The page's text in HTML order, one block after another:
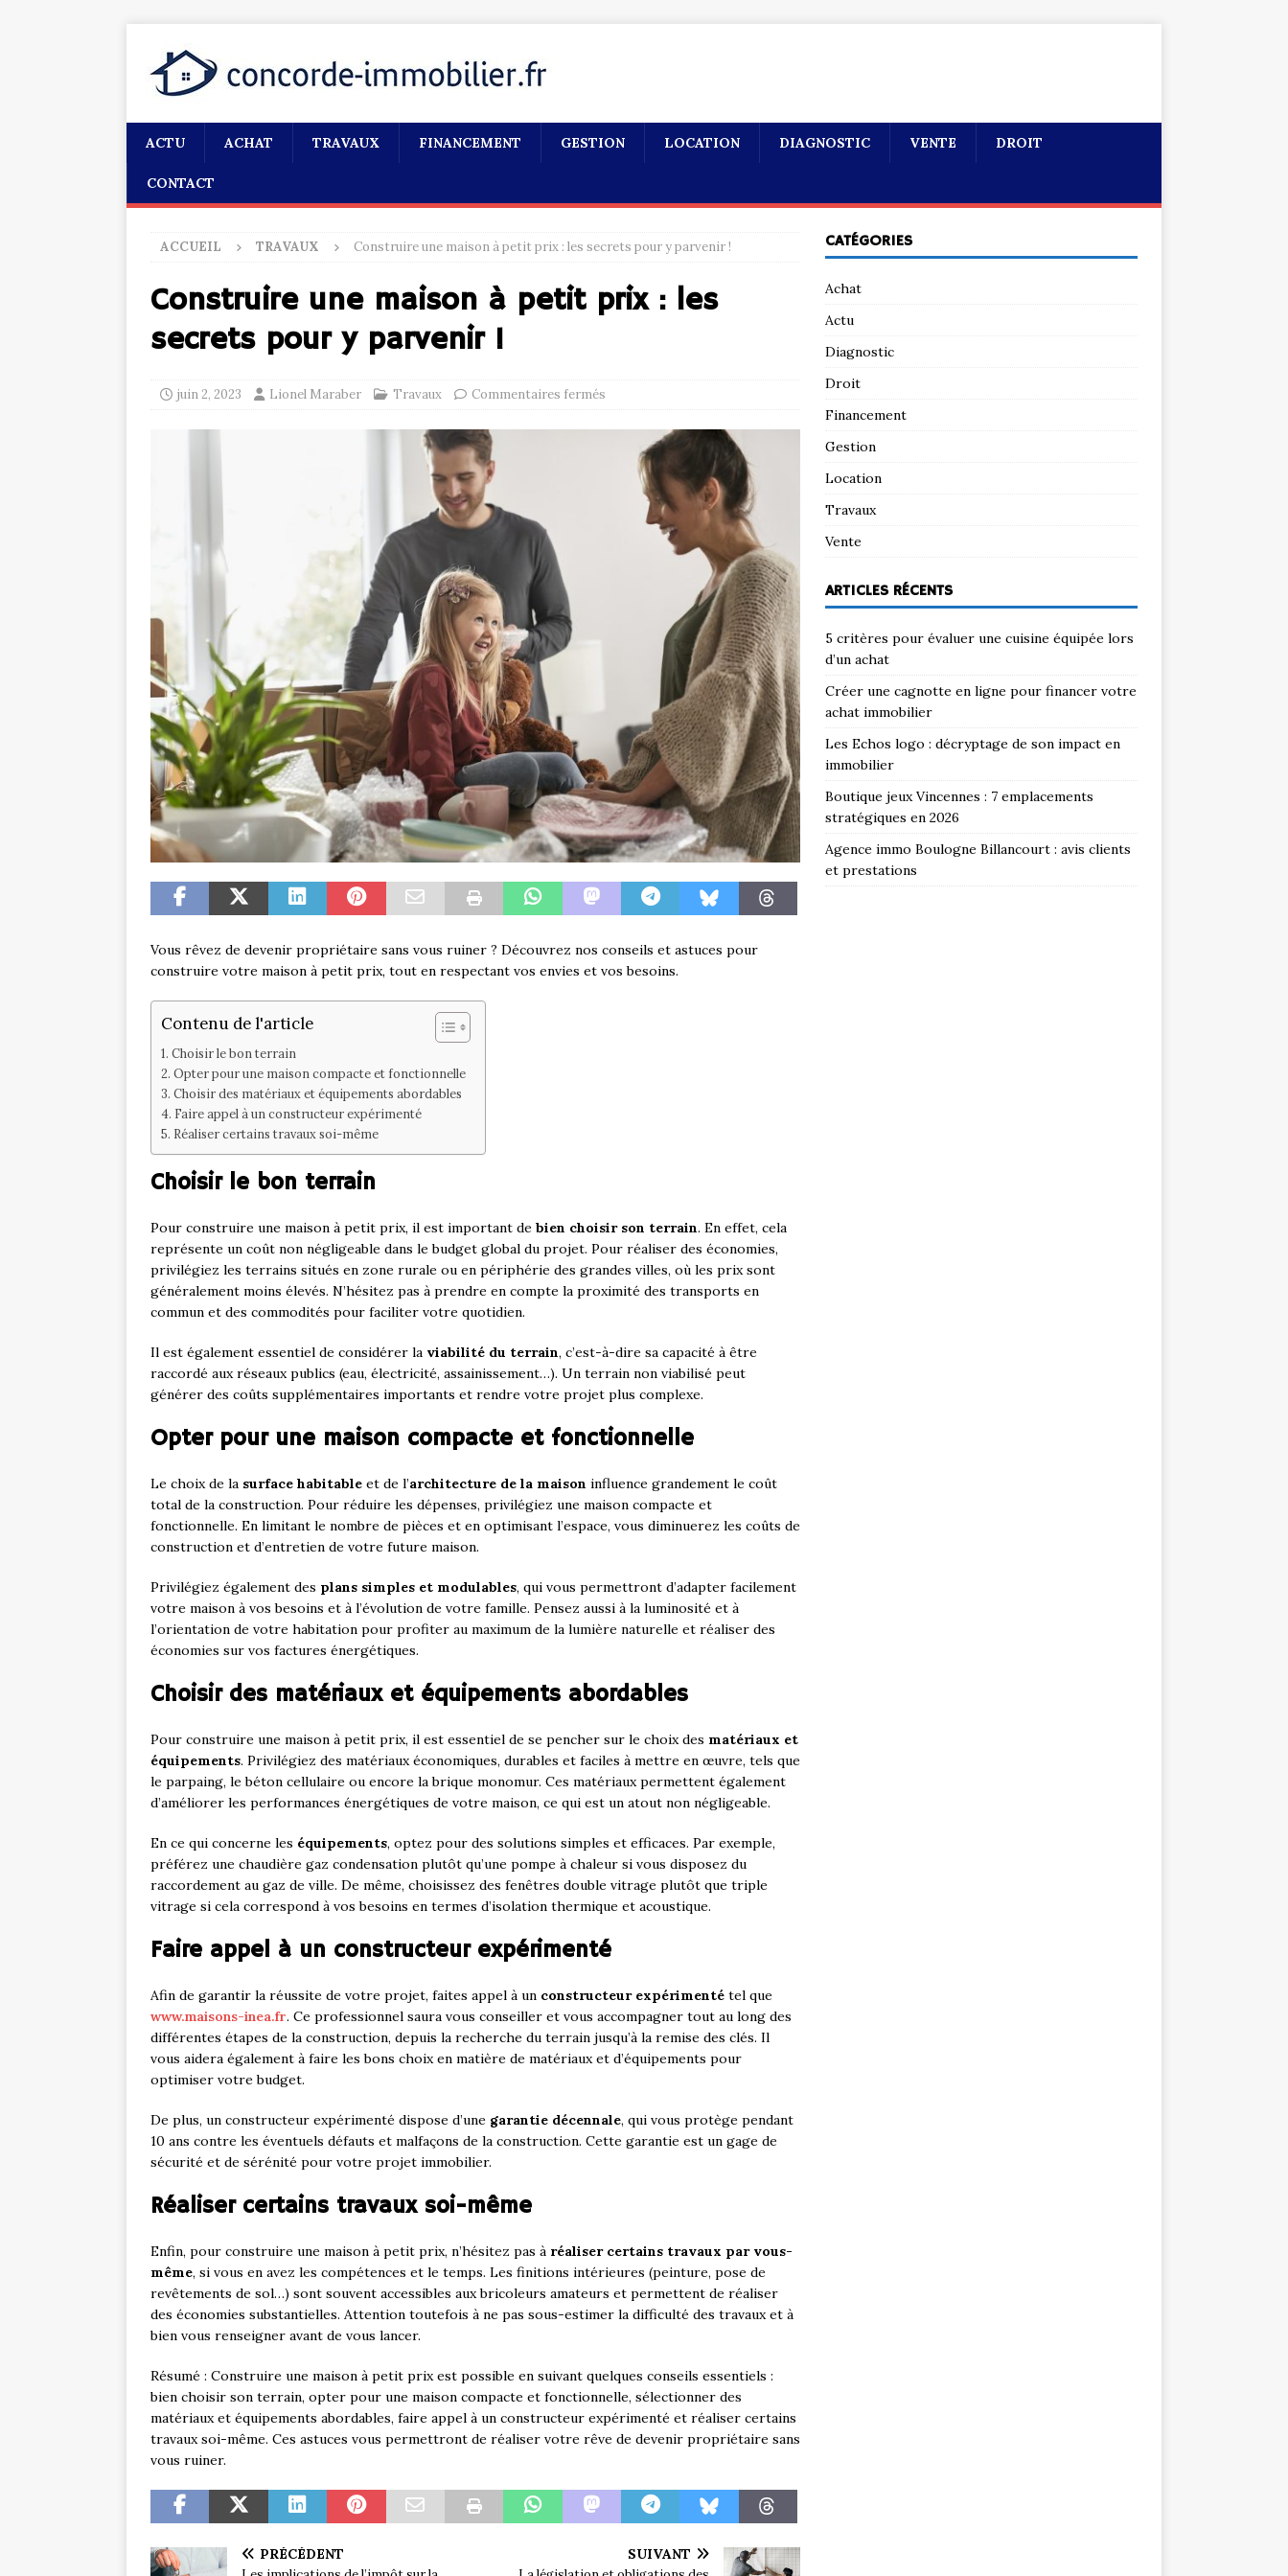
ACTU ACHAT TRAVAUX FINANCEMENT GESTION LOCATION DIAGNOSTIC VENTE DROIT
CONTACT
ACCUEIL TRAVAUX Construire une maison à petit prix : les secrets pour y parvenir !
Construire une maison à petit prix : les
secrets pour y parvenir !
juin 2, 2023 Lionel Maraber Travaux Commentaires fermés
Vous rêvez de devenir propriétaire sans vous ruiner ? Découvrez nos conseils et astuces pour
construire votre maison à petit prix, tout en respectant vos envies et vos besoins.
Contenu de l'article
Choisir le bon terrain
Opter pour une maison compacte et fonctionnelle
Choisir des matériaux et équipements abordables
Faire appel à un constructeur expérimenté
Réaliser certains travaux soi-même
Choisir le bon terrain
Pour construire une maison à petit prix, il est important de bien choisir son terrain. En effet, cela
représente un coût non négligeable dans le budget global du projet. Pour réaliser des économies,
privilégiez les terrains situés en zone rurale ou en périphérie des grandes villes, où les prix sont
généralement moins élevés. N’hésitez pas à prendre en compte la proximité des transports en
commun et des commodités pour faciliter votre quotidien.
Il est également essentiel de considérer la viabilité du terrain, c’est-à-dire sa capacité à être
raccordé aux réseaux publics (eau, électricité, assainissement…). Un terrain non viabilisé peut
générer des coûts supplémentaires importants et rendre votre projet plus complexe.
Opter pour une maison compacte et fonctionnelle
Le choix de la surface habitable et de l’architecture de la maison influence grandement le coût
total de la construction. Pour réduire les dépenses, privilégiez une maison compacte et
fonctionnelle. En limitant le nombre de pièces et en optimisant l’espace, vous diminuerez les coûts de
construction et d’entretien de votre future maison.
Privilégiez également des plans simples et modulables, qui vous permettront d’adapter facilement
votre maison à vos besoins et à l’évolution de votre famille. Pensez aussi à la luminosité et à
l’orientation de votre habitation pour profiter au maximum de la lumière naturelle et réaliser des
économies sur vos factures énergétiques.
Choisir des matériaux et équipements abordables
Pour construire une maison à petit prix, il est essentiel de se pencher sur le choix des matériaux et
équipements. Privilégiez des matériaux économiques, durables et faciles à mettre en œuvre, tels que
le parpaing, le béton cellulaire ou encore la brique monomur. Ces matériaux permettent également
d’améliorer les performances énergétiques de votre maison, ce qui est un atout non négligeable.
En ce qui concerne les équipements, optez pour des solutions simples et efficaces. Par exemple,
préférez une chaudière gaz condensation plutôt qu’une pompe à chaleur si vous disposez du
raccordement au gaz de ville. De même, choisissez des fenêtres double vitrage plutôt que triple
vitrage si cela correspond à vos besoins en termes d’isolation thermique et acoustique.
Faire appel à un constructeur expérimenté
Afin de garantir la réussite de votre projet, faites appel à un constructeur expérimenté tel que
www.maisons-inea.fr. Ce professionnel saura vous conseiller et vous accompagner tout au long des
différentes étapes de la construction, depuis la recherche du terrain jusqu’à la remise des clés. Il
vous aidera également à faire les bons choix en matière de matériaux et d’équipements pour
optimiser votre budget.
De plus, un constructeur expérimenté dispose d’une garantie décennale, qui vous protège pendant
10 ans contre les éventuels défauts et malfaçons de la construction. Cette garantie est un gage de
sécurité et de sérénité pour votre projet immobilier.
Réaliser certains travaux soi-même
Enfin, pour construire une maison à petit prix, n’hésitez pas à réaliser certains travaux par vous-
même, si vous en avez les compétences et le temps. Les finitions intérieures (peinture, pose de
revêtements de sol…) sont souvent accessibles aux bricoleurs amateurs et permettent de réaliser
des économies substantielles. Attention toutefois à ne pas sous-estimer la difficulté des travaux et à
bien vous renseigner avant de vous lancer.
Résumé : Construire une maison à petit prix est possible en suivant quelques conseils essentiels :
bien choisir son terrain, opter pour une maison compacte et fonctionnelle, sélectionner des
matériaux et équipements abordables, faire appel à un constructeur expérimenté et réaliser certains
travaux soi-même. Ces astuces vous permettront de réaliser votre rêve de devenir propriétaire sans
vous ruiner.
PRÉCÉDENT SUIVANT
CATÉGORIES
Achat
Actu
Diagnostic
Droit
Financement
Gestion
Location
Travaux
Vente
ARTICLES RÉCENTS
5 critères pour évaluer une cuisine équipée lors
d’un achat
Créer une cagnotte en ligne pour financer votre
achat immobilier
Les Echos logo : décryptage de son impact en
immobilier
Boutique jeux Vincennes : 7 emplacements
stratégiques en 2026
Agence immo Boulogne Billancourt : avis clients
et prestations